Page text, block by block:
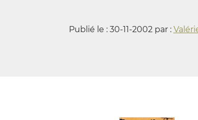
Publié le : 30-11-2002 par :